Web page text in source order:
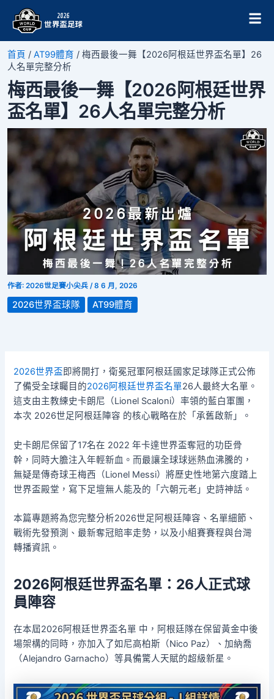
要首頁 / AT99體育 / 梅西最後一舞【2026阿根廷世界盃名單】26
人名單完整分析
梅西最後一舞【2026阿根廷世界
盃名單】26人名單完整分析
作者: 2026世足賽小尖兵 /8 6 月, 2026
2026世界盃球隊 AT99體育
2026世界盃即將開打，衛冕冠軍阿根廷國家足球隊正式公佈
了備受全球矚目的2026阿根廷世界盃名單26人最終大名單。
這支由主教練史卡朗尼（Lionel Scaloni）率領的藍白軍團，
本次 2026世足阿根廷陣容 的核心戰略在於「承舊啟新」。
史卡朗尼保留了17名在 2022 年卡達世界盃奪冠的功臣骨
幹，同時大膽注入年輕新血。而最讓全球球迷熱血沸騰的，
無疑是傳奇球王梅西（Lionel Messi）將歷史性地第六度踏上
世界盃殿堂，寫下足壇無人能及的「六朝元老」史詩神話。
本篇專題將為您完整分析2026世足阿根廷陣容、名單細節、
戰術先發預測、最新奪冠賠率走勢，以及小組賽賽程與台灣
轉播資訊。
2026阿根廷世界盃名單：26人正式球
員陣容
在本屆2026阿根廷世界盃名單 中，阿根廷隊在保留黃金中後
場架構的同時，亦加入了如尼高柏斯（Nico Paz）、加納喬
（Alejandro Garnacho）等具備驚人天賦的超級新星。
Post
navigation